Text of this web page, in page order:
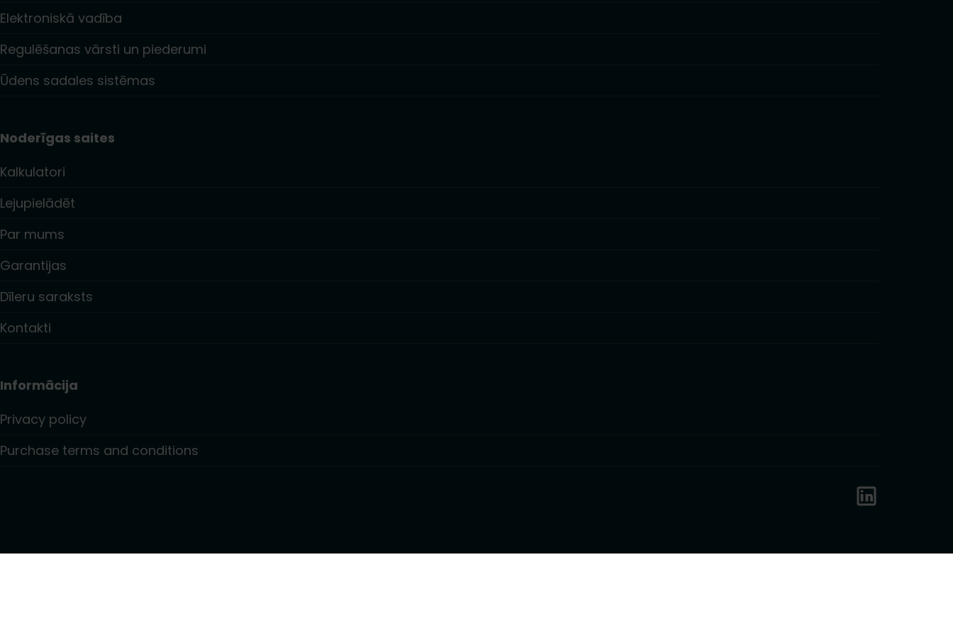
Elektroniskā vadība
Regulēšanas vārsti un piederumi
Ūdens sadales sistēmas
Noderīgas saites
Kalkulatori
Lejupielādēt
Par mums
Garantijas
Dīleru saraksts
Kontakti
Informācija
Privacy policy
Purchase terms and conditions